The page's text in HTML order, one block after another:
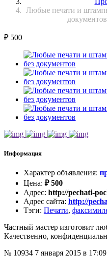
Любые печати и
₽ 500
Информация
Характер объявления:
Цена: ₽500
Адрес: http://pechati-
Адрес сайта: http://
Тэги: Печати,
Частный мастер изготовит
Качественно,
№ 10934 7 января 2015 в